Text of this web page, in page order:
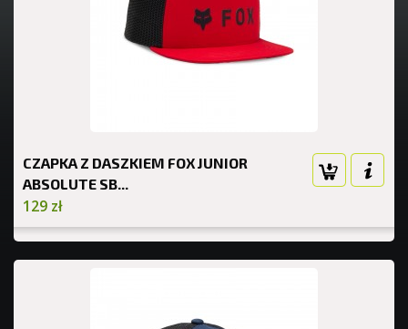
CZAPKA Z DASZKIEM FOX JUNIOR
ABSOLUTE SB...
129 zł